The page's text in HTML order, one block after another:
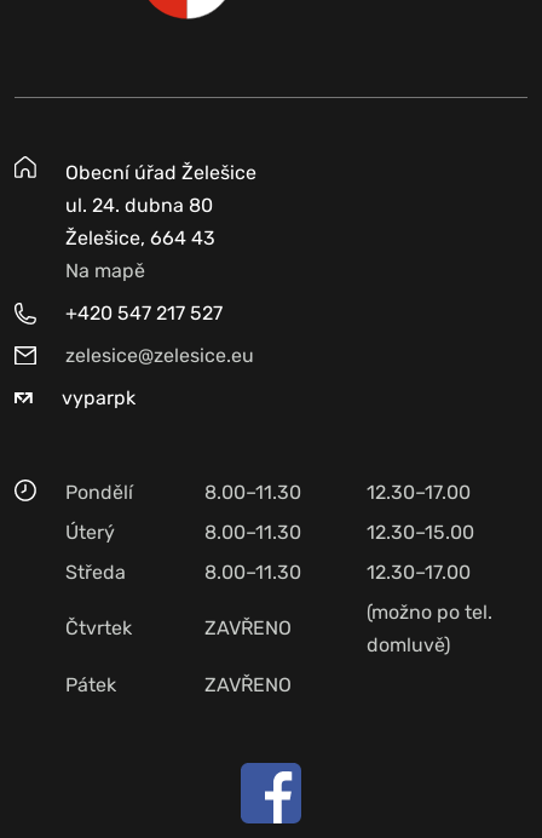
Obecní úřad Želešice
ul. 24. dubna 80
Želešice, 664 43
Na mapě
+420 547 217 527
zelesice@zelesice.eu
vyparpk
Pondělí 8.00–11.30
12.30–17.00
Úterý
8.00–11.30
12.30–15.00
Středa
8.00–11.30 12.30–17.00
Čtvrtek ZAVŘENO
(možno po tel.
domluvě)
Pátek
ZAVŘENO